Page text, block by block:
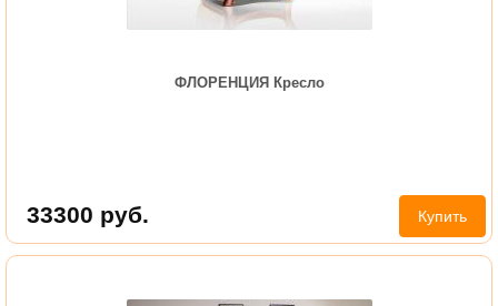
ФЛОРЕНЦИЯ Кресло
33300 руб. Купить